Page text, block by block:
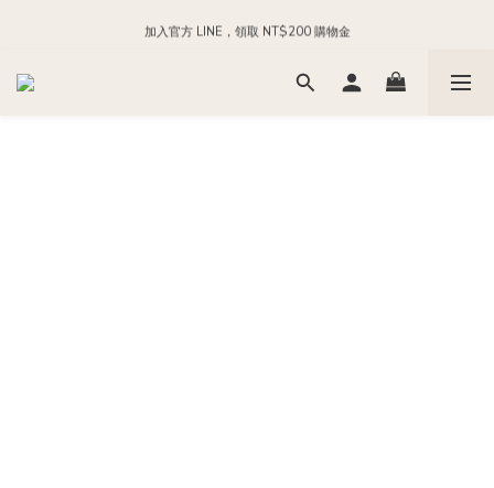
每日 24:00 前下單，現貨商品隔日出貨
加入官方 LINE，領取 NT$200 購物金
每日 24:00 前下單，現貨商品隔日出貨